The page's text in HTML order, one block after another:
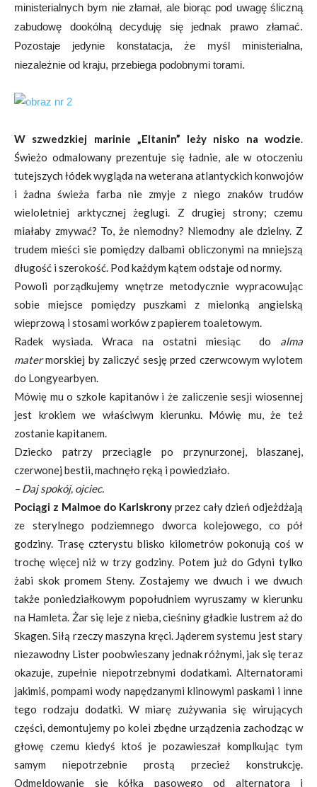
ministerialnych bym nie złamał, ale biorąc pod uwagę śliczną
zabudowę dookólną decyduję się jednak prawo złamać.
Pozostaje jedynie konstatacja, że myśl ministerialna,
niezależnie od kraju, przebiega podobnymi torami.
W szwedzkiej marinie „Eltanin” leży nisko na wodzie.
Świeżo odmalowany prezentuje się ładnie, ale w otoczeniu
tutejszych łódek wygląda na weterana atlantyckich konwojów
i żadna świeża farba nie zmyje z niego znaków trudów
wieloletniej arktycznej żeglugi. Z drugiej strony; czemu
miałaby zmywać? To, że niemodny? Niemodny ale dzielny. Z
trudem mieści sie pomiędzy dalbami obliczonymi na mniejszą
długość i szerokość. Pod każdym kątem odstaje od normy.
Powoli porządkujemy wnętrze metodycznie wypracowując
sobie miejsce pomiędzy puszkami z mielonką angielską
wieprzową i stosami worków z papierem toaletowym.
Radek wysiada. Wraca na ostatni miesiąc do alma
matermorskiej by zaliczyć sesję przed czerwcowym wylotem
do Longyearbyen.
Mówię mu o szkole kapitanów i że zaliczenie sesji wiosennej
jest krokiem we właściwym kierunku. Mówię mu, że też
zostanie kapitanem.
Dziecko patrzy przeciągle po przynurzonej, blaszanej,
czerwonej bestii, machnęło ręką i powiedziało.
– Daj spokój, ojciec.
Pociągi z Malmoe do Karlskrony przez cały dzień odjeżdżają
ze sterylnego podziemnego dworca kolejowego, co pół
godziny. Trasę czterystu blisko kilometrów pokonują coś w
trochę więcej niż w trzy godziny. Potem już do Gdyni tylko
żabi skok promem Steny. Zostajemy we dwuch i we dwuch
także poniedziałkowym popołudniem wyruszamy w kierunku
na Hamleta. Żar się leje z nieba, cieśniny gładkie lustrem aż do
Skagen. Siłą rzeczy maszyna kręci. Jąderem systemu jest stary
niezawodny Lister poobwieszany jednak różnymi, jak się teraz
okazuje, zupełnie niepotrzebnymi dodatkami. Alternatorami
jakimiś, pompami wody napędzanymi klinowymi paskami i inne
tego rodzaju dodatki. W miarę zużywania się wirujących
części, demontujemy po kolei zbędne urządzenia zachodząc w
głowę czemu kiedyś ktoś je pozawieszał komplkując tym
samym niepotrzebnie prostą przecież konstrukcję.
Odmeldowanie się kółka pasowego od alternatora i